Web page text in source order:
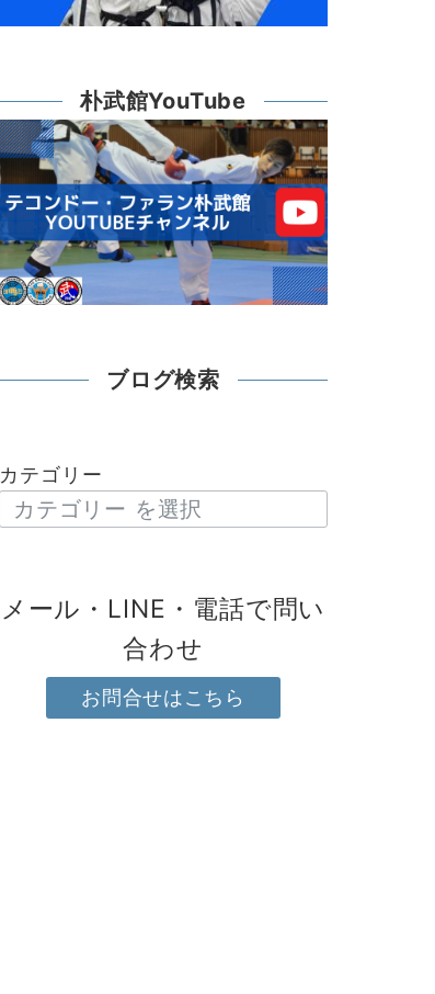
朴武館YouTube
ブログ検索
カテゴリー
メール・LINE・電話で問い
合わせ
お問合せはこちら